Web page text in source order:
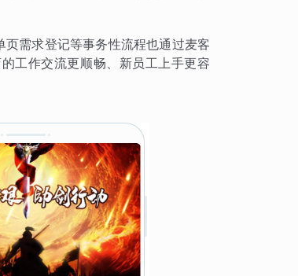
需求登记等事务性流程也通过麦客
工作交流更顺畅、新员工上手更容